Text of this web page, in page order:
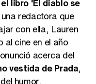
libro 'El diablo se
redactora que
con ella, Lauren
al cine en el año
acerca del
vestida de Prada,
humor.